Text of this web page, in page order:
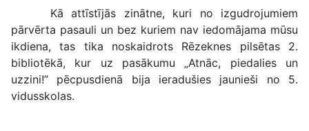
Kā attīstījās zinātne, kuri no izgudrojumiem
pārvērta pasauli un bez kuriem nav iedomājama mūsu
ikdiena, tas tika noskaidrots Rēzeknes pilsētas 2.
bibliotēkā, kur uz pasākumu „Atnāc, piedalies un
uzzini!” pēcpusdienā bija ieradušies jaunieši no 5.
vidusskolas.